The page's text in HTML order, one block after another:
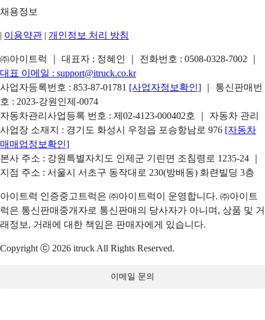
채용정보
| 이용약관 | 개인정보 처리 방침
㈜아이트럭 ｜ 대표자 : 정혜인 ｜ 전화번호 : 0508-0328-7002
대표 이메일 : support@itruck.co.kr
사업자등록번호 : 853-87-01781 [사업자정보확인]
｜ 통신판매번
호 : 2023-강원인제-0074
자동차관리사업등록 번호 : 제02-4123-000402호 ｜ 자동차 관리
사업장 소재지 : 경기도 화성시 우정읍 포승항남로 976 [자동차
매매업정보확인]
본사 주소 : 강원특별자치도 인제군 기린면 조침령로 1235-24 ｜
지점 주소 : 서울시 서초구 동작대로 230(방배동) 화련빌딩 3층
아이트럭 인증중고트럭은 ㈜아이트럭이 운영합니다. ㈜아이트
럭은 통신판매중개자로 통신판매의 당사자가 아니며, 상품 및 거
래정보, 거래에 대한 책임은 판매자에게 있습니다.
Copyright ⓒ 2026 itruck All Rights Reserved.
이메일 문의